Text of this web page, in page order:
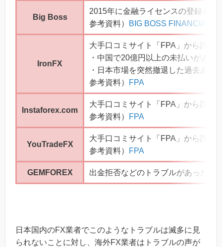
Big Boss
2015年に金融ライセンスの登録を抹
参考資料）
BIG BOSS FINANCIAL
IronFX
大手口コミサイト「FPA」から詐欺
・中国で20億円以上の未払いがあっ
・日本市場を突然撤退した過去あり
参考資料）
FPA
Instaforex.com
大手口コミサイト「FPA」から詐欺
参考資料）
FPA
YouTradeFX
大手口コミサイト「FPA」から詐欺
参考資料）
FPA
GEMFOREX 出金拒否などのトラブルがあった後
日本国内のFX業者でこのようなトラブルは滅多に見
られないことに対し、海外FX業者はトラブルの声が